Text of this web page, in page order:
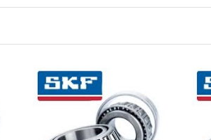
Xem nhanh